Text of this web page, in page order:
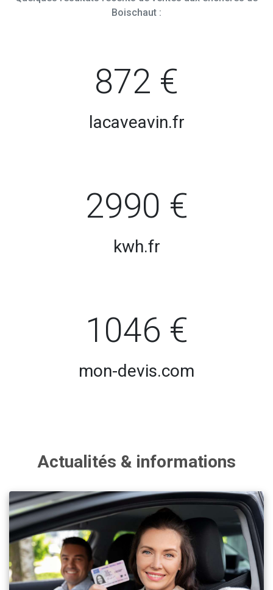
Boischaut :
872 €
lacaveavin.fr
2990 €
kwh.fr
1046 €
mon-devis.com
Actualités & informations